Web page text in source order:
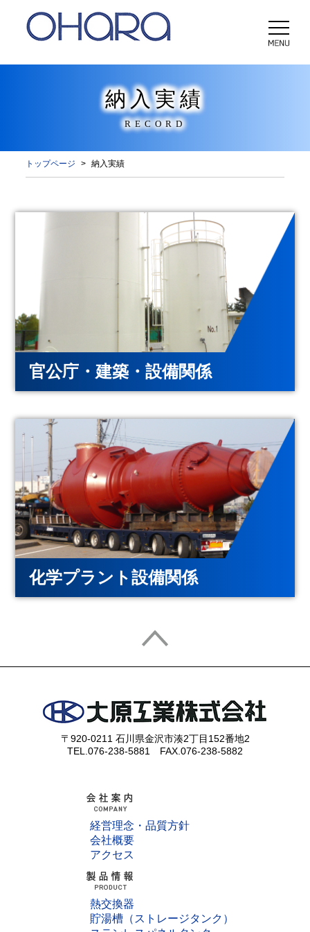
納入実績
RECORD
トップページ 納入実績
官公庁・建築・設備関係
化学プラント設備関係
〒920-0211 石川県金沢市湊2丁目152番地2
TEL.076-238-5881 FAX.076-238-5882
経営理念・品質方針
会社概要
アクセス
熱交換器
貯湯槽（ストレージタンク）